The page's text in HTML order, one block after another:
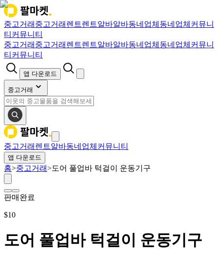
중고거래 중고거래 렌트렌트알바알바동네업체 동네업체 커뮤니
티 커뮤니티
중고거래 중고거래 렌트렌트알바알바동네업체 동네업체 커뮤니
티 커뮤니티
앱 다운로드
중고거래
중고거래 렌트알바동네업체 커뮤니티
앱 다운로드
홈>중고거래>도어 풀업바 턱걸이 운동기구
판매완료
$10
도어 풀업바 턱걸이 운동기구